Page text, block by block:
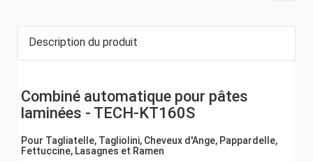
Description du produit
Combiné automatique pour pâtes
laminées - TECH-KT160S
Pour Tagliatelle, Tagliolini, Cheveux d'Ange, Pappardelle,
Fettuccine, Lasagnes et Ramen